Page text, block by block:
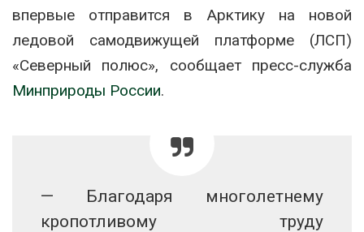
впервые отправится в Арктику на новой
ледовой самодвижущей платформе (ЛСП)
«Северный полюс», сообщает пресс-служба
Минприроды России.
— Благодаря многолетнему
кропотливому труду